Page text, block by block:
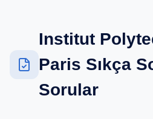
Institut
Paris Sıkça
Sorular